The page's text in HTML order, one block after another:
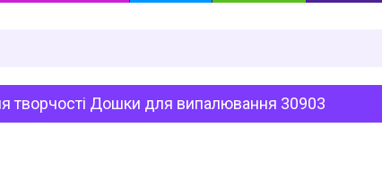
творчості Дошки для випалювання 30903